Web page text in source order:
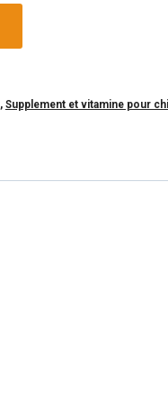
, Supplement et vitamine pour